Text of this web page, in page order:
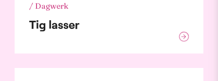
/ Dagwerk
Tig lasser